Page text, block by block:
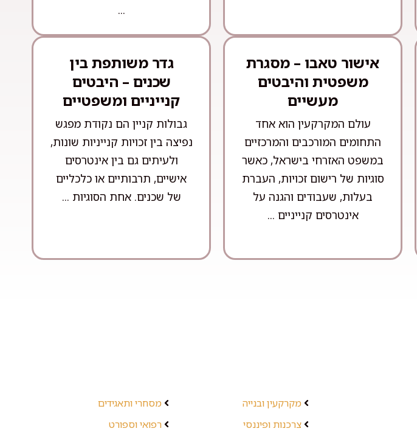
...
אישור טאבו – מסגרת
משפטית והיבטים
מעשיים
עולם המקרקעין הוא אחד
התחומים המורכבים והמרכזיים
במשפט האזרחי בישראל, כאשר
סוגיות של רישום זכויות, העברת
בעלות, שעבודים והגנה על
אינטרסים קנייניים ...
גדר משותפת בין
שכנים – היבטים
קנייניים ומשפטיים
גבולות קניין הם נקודת מפגש
נפיצה בין זכויות קנייניות שונות,
ולעיתים גם בין אינטרסים
אישיים, תרבותיים או כלכליים
של שכנים. אחת הסוגיות ...
מקרקעין ובנייה
צרכנות ופיננסי
מסחרי ותאגידים
רפואי וספורט